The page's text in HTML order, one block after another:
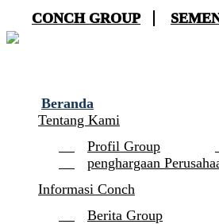
CONCH GROUP
Beranda
Tentang Kami
Profil Group
penghargaan
Informasi Conch
Berita Group